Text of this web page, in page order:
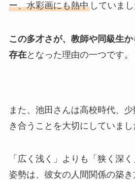
ー、水彩画にも熱中していまし
この多才さが、教師や同級生
存在となった理由の一つです。
また、池田さんは高校時代、
き合うことを大切にしていまし
「広く浅く」よりも「狭く深
姿勢は、彼女の人間関係の築